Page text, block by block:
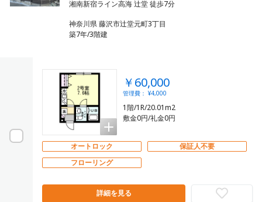
神奈川県 藤沢市辻堂元町3丁目
築7年/3階建
￥60,000
管理費： ¥4,000
1階/1R/20.01m2
敷金0円/礼金0円
オートロック
保証人不要
フローリング
詳細を見る